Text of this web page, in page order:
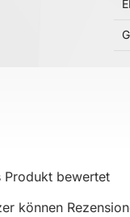
Produkt bewertet
können